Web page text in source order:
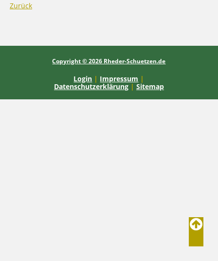
Zurück
Copyright © 2026 Rheder-Schuetzen.de
Login | Impressum |
Datenschutzerklärung | Sitemap